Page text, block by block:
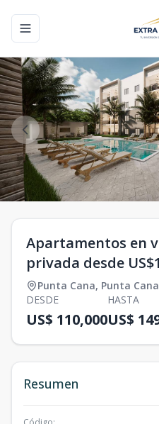
Toggle navigation menu
Apartamentos en
privada desde
Punta Cana, Punta Cana
DESDE
US$ 110,000
HASTA
US$
Resumen